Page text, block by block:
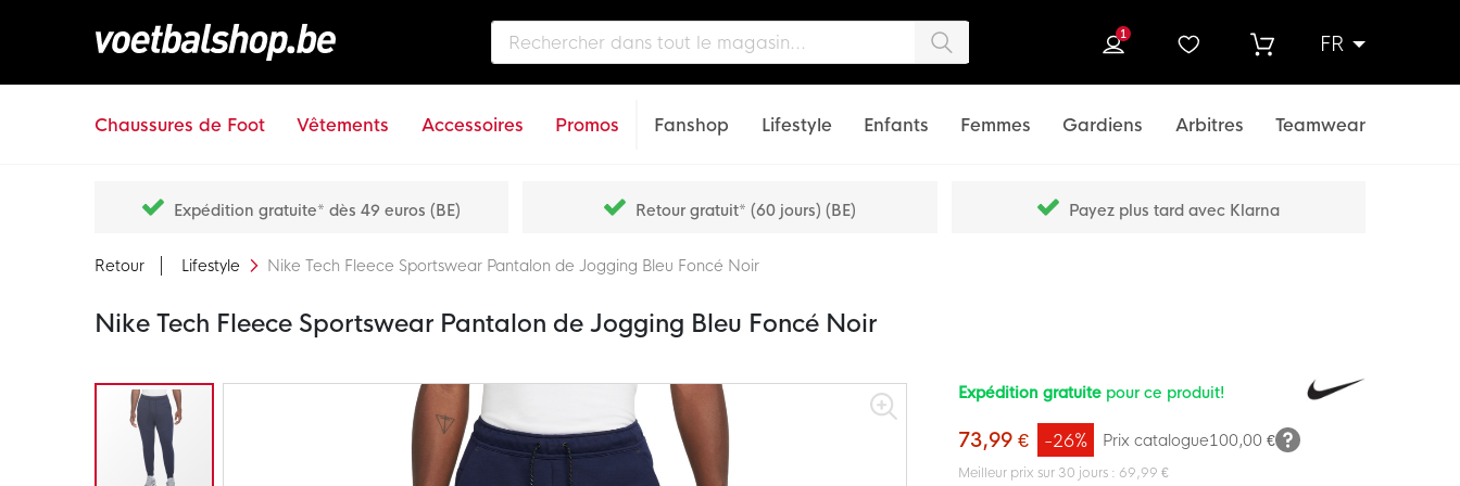
FR
1
Chaussures de Foot Vêtements Accessoires Promos Fanshop Lifestyle Enfants Femmes Gardiens Arbitres Teamwear
Expédition gratuite* dès 49 euros (BE) Retour gratuit* (60 jours) (BE) Payez plus tard avec Klarna
Retour Lifestyle Nike Tech Fleece Sportswear Pantalon de Jogging Bleu Foncé Noir
Nike Tech Fleece Sportswear Pantalon de Jogging Bleu Foncé Noir
Passer
Expédition gratuite pour ce produit!
73,99 € Prix catalogue100,00 €
-26%
Meilleur prix sur 30 jours : 69,99 €